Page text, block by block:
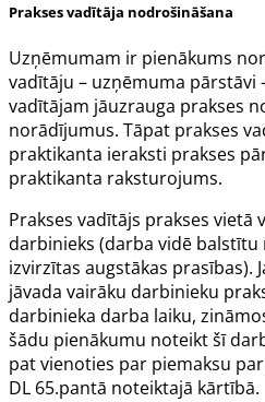
Prakses vadītāja nodrošināšana
Uzņēmumam ir pienākums
vadītāju – uzņēmuma pārstāvi
vadītājam jāuzrauga prakses
norādījumus. Tāpat prakses
praktikanta ieraksti prakses
praktikanta raksturojums.
Prakses vadītājs prakses vietā
darbinieks (darba vidē
izvirzītas augstākas prasības).
jāvada vairāku darbinieku
darbinieka darba laiku,
šādu pienākumu noteikt šī
pat vienoties par piemaksu
DL 65.pantā noteiktajā kārtībā.